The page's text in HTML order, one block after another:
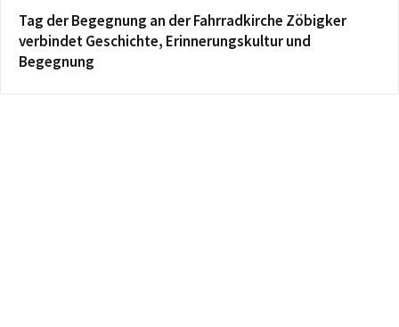
Tag der Begegnung an der Fahrradkirche Zöbigker
verbindet Geschichte, Erinnerungskultur und
Begegnung